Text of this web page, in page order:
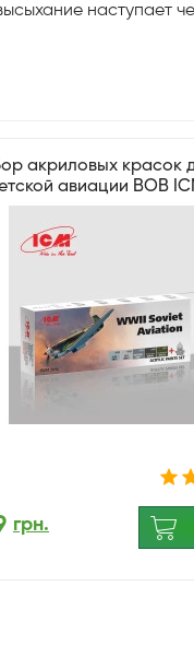
наступает
акриловых красок
авиации ВОВ
грн.